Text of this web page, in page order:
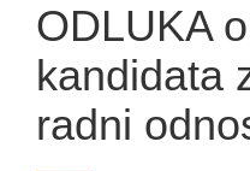
ODLUKA
kandidata
radni